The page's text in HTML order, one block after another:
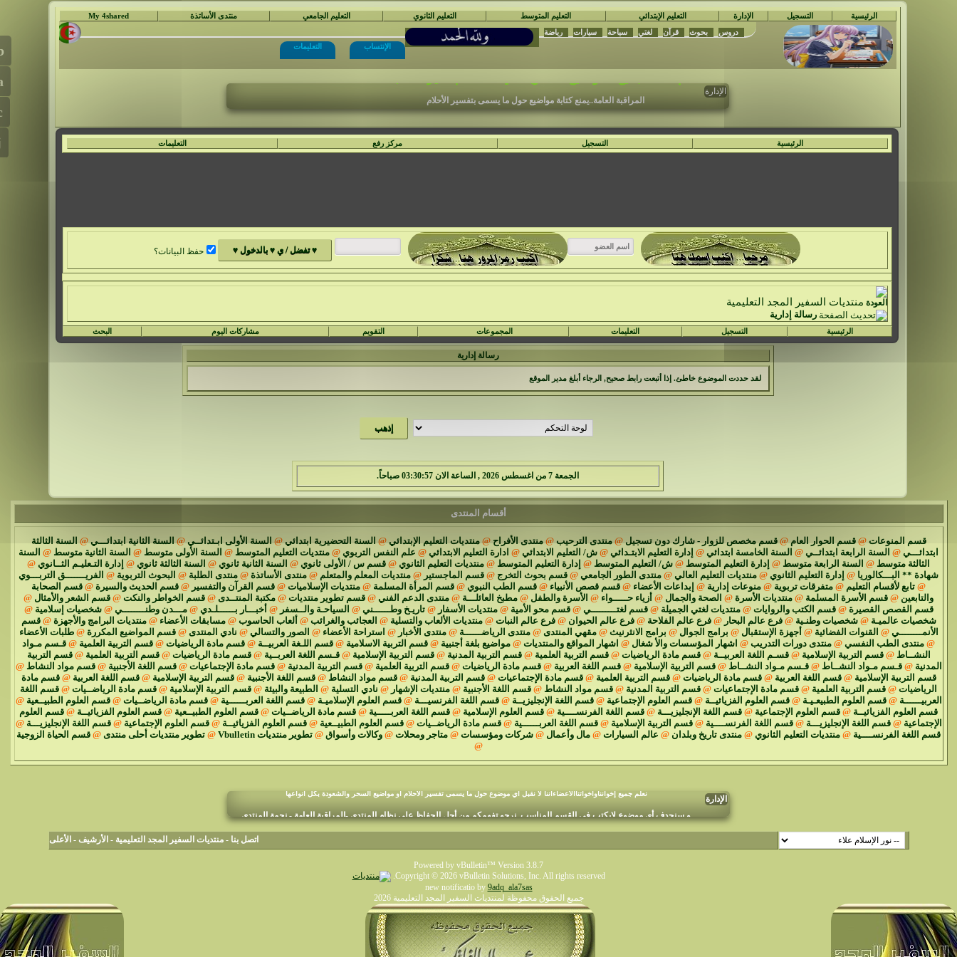
الرئيسية التسجيل الإدارة التعليم الإبتدائي التعليم المتوسط التعليم الثانوي التعليم الجامعي منتدى الأساتذة My 4shared
دروس بحوث قرآن لغتي سياحة سيارات
رياضة
الإنتساب
التعليمات
الإدارة
مُنْتَدَيَات السَّفِير الْمُجِدّ التَّعْلِيمِيَّة
المراقبة العامة..يمنع كتابة مواضيع حول ما يسمى بتفسير الأحلام
الرئيسية التسجيل مركز رفع التعليمات
حفظ البيانات؟
منتديات السفير المجد التعليمية
رسالة إدارية
الرئيسية التسجيل التعليمات المجموعات التقويم مشاركات اليوم البحث
رسالة إدارية
لقد حددت الموضوع خاطئ. إذا أتبعت رابط صحيح, الرجاء أبلغمدير الموقع
الجمعة 7 من اغسطس 2026 , الساعة الان 03:30:58 صباحاً.
أقسام المنتدى
قسم المنوعات @قسم الحوار العام @قسم مخصص للزوار - شارك دون تسجيل @منتدى الترحيب @منتدى الأفراح @منتديات التعليم الإبتدائي @السنة التحضيرية ابتدائي @السنة الأولى ابـتدائــي @السنة الثانية ابتدائـــي @السنة الثالثة
ابتدائـــي @ السنة الرابعة ابتدائــي @ السنة الخامسة ابتدائي @ إدارة التعليم الابتـدائي @ ش/ التعليم الابتدائي @ ادارة التعليم الابتدائي @ علم النفس التربوي @ منتديات التعليم المتوسط @ السنة الأولى متوسط @ السنة الثانية متوسط @ السنة
الثالثة متوسط @ السنة الرابعة متوسط @ إدارة التعليم المتوسط @ ش/ التعليم المتوسط @ إدارة التعليم المتوسط @ منتديات التعليم الثانوي @ قسم س / الأولى ثانوي @ السنة الثانية ثانوي @ السنة الثالثة ثانوي @ إدارة التـعليـم الثــانوي @
شهادة ** البـــكالوريا @ إدارة التعليم الثانوي @ منتديات التعليم العالي @ منتدى الطور الجامعي @ قسم بحوث التخرج @ قسم الماجستير @ منتديات المعلم والمتعلم @ منتدى الأساتذة @ منتدى الطلبة @ البحوث التربوية @ الفريـــــــق التربـــوي
@ تابع لأقسام التعليم @ متفرقات تربوية @ منوعات إدارية @ إبداعات الأعضاء @ قسم قصص الأنبياء @ قسم الطب النبوي @ قسم المرأة المسلمة @ منتديات الإسلاميات @ قسم القرآن والتفسير @ قسم الحديث والسيرة @ قسم الصحابة
والتابعين @ قسم الأسرة المسلمة @ منتديات الأسرة @ الصحة والجمال @ أزياء حـــــواء @ الأسرة والطفل @ مطبخ العائلـــة @ منتدى الدعم الفني @ قسم تطوير منتديات @ مكتبة المنتــدى @ قسم الخواطر والنكت @ قسم الشعر والأمثال @
قسم القصص القصيرة @قسم الكتب والروايات @منتديات لغتي الجميلة @قسم لغتـــــــــي @قسم محو الأمية @منتديات الأسفار @تاريـخ وطــــــني @ السياحـة والــسفر @ أخبـــار بــــــلـدي @مـــدن وطنــــــــي @شخصيات إسلامية @
شخصيات عالميـة @شخصيات وطنـية @فرع عالم البحار @فرع عالم الفلاحة @فرع عالم الحيوان @فرع عالم النبات @منتديات الألعاب والتسلية @ العجائب والغرائب @ ألعاب الحاسوب @مسابقات الأعضاء @منتديات البرامج والأجهزة @قسم
الأنمــــــــي @ القنوات الفضائية @ أجهزة الإستقبال @ برامج الجوال @ برامج الانثرنيث @مقهي المنتدى @منتدى الرياضــــــة @منتدى الأخبار @ استراحة الأعضاء @ الصور والتسالي @ نادي المنتدى @قسم المواضيع المكررة @طلبات الأعضاء
@ منتدى الطب النفسي @ منتدى دورات التدريب @ اشهار المؤسسات والأ شغال @ اشهار المواقع والمنتديات @ مواضيع بلغة أجنبية @ قسم التربية الاسلامية @ قسم اللـغة العربيــة @ قسم مادة الرياضيات @ قسم التربية العلمية @ قـسم مـواد
النشــاط @قسم التربية الإسلامية @قسـم اللغة العربيــة @قسم مادة الرياضيات @قسم التربية العلمية @قسم التربية المدنية @قسم التربية الإسلامية @قـسم اللغة العربــية @قسم مادة الرياضيات @قسم التربية العلمية @قسم التربية
المدنية @قـسم مـواد النشــاط @قـسم مـواد النشــاط @قسم التربية الإسلامية @قسم اللغة العربية @قسم مادة الرياضيات @قسم التربية العلمية @قسم التربية المدنية @قسم مادة الإجتماعيات @قسم اللغة الأجنبية @قسم مواد النشاط @
قسم التربية الإسلامية @قسم اللغة العربية @قسم مادة الرياضيات @قسم التربية العلمية @قسم مادة الإجتماعيات @قسم التربية المدنية @قسم مواد النشاط @قسم اللغة الأجنبية @قسم التربية الإسلامية @قسم اللغة العربية @قسم مادة
الرياضيات @ قسم التربية العلمية @ قسم مادة الإجتماعيات @ قسم التربية المدنية @ قسم مواد النشاط @ قسم اللغة الأجنبية @ منتديات الإشهار @ نادي التسلية @ الطبيعة والبيئة @ قسم التربية الإسلامية @ قسم مادة الرياضــيات @ قسم اللغة
العربيــــــة @قسم العلوم الطبيعـيـة @قسم العلوم الفزيائيــة @قسم العلوم الإجتماعية @قسم اللغة الإنجليزيــة @قسم اللغة الفرنسيـــة @قسم العلوم الإسلاميـة @قسم اللغة العربــــــية @قسم مادة الرياضــيات @قسم العلوم الطبيــعية @
قسم العلوم الفزيائيــة @ قسم العلوم الإجتماعية @ قسم اللغة الإنجليزيـــة @ قسم اللغة الفرنســــية @ قسم العلوم الإسلامية @ قسم اللغة العربـــــية @ قسم مادة الرياضــيات @ قسم العلوم الطبيــعية @ قسم العلوم الفزيائيــة @ قسم العلوم
الإجتماعية @قسم اللغة الإنجليزيـــة @قسم اللغة الفرنســــية @قسم التربية الإسلامية @قسم اللغة العربــــــية @قسم مادة الرياضــيات @قسم العلوم الطبيــعية @قسم العلوم الفزيائيــة @قسم العلوم الإجتماعية @قسم اللغة الإنجليزيـــة @
قسم اللغة الفرنســــية @ منتديات التعليم الثانوي @ منتدى تاريخ وبلدان @ عالم السيارات @ مال وأعمال @ شركات ومؤسسات @ متاجر ومحلات @ وكالات وأسواق @ تطوير منتديات Vbulletin @ تطوير منتديات أحلى منتدى @ قسم الحياة الزوجية
@
الإدارة
منتديات السفير المجد التعليمية
اتصل بنا -منتديات السفير المجد التعليمية - الأرشيف - الأعلى
Powered by vBulletin™ Version 3.8.7
Copyright © 2026 vBulletin Solutions, Inc. All rights reserved.
new notificatio by 9adq_ala7sas
جميع الحقوق محفوظة لمنتديات السفير المجد التعليمية 2026